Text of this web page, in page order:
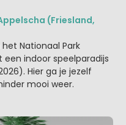
(Friesland,
Nationaal Park
indoor speelparadijs
Hier ga je jezelf
mooi weer.